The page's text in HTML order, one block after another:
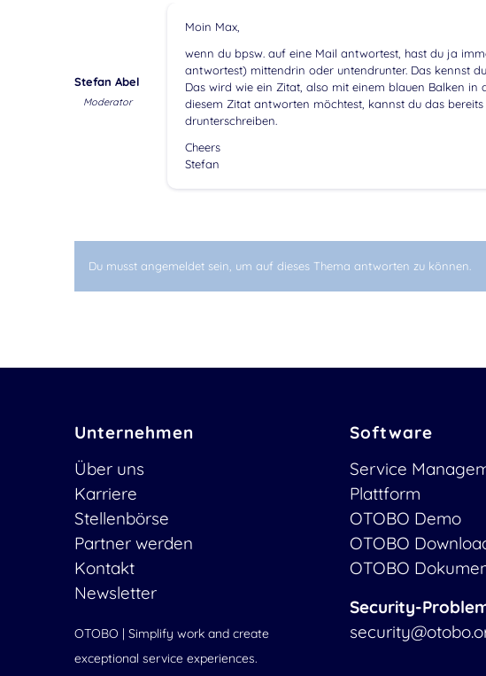
Stefan Abel
Moderator
Moin Max,
wenn du bpsw. auf eine Mail antwortest, hast du ja
antwortest) mittendrin oder untendrunter. Das kennst
Das wird wie ein Zitat, also mit einem blauen Balken
diesem Zitat antworten möchtest, kannst du das
drunterschreiben.
Cheers
Stefan
Du musst angemeldet sein, um auf dieses Thema antworten zu können.
Unternehmen
Über uns
Karriere
Stellenbörse
Partner werden
Kontakt
Newsletter
OTOBO | Simplify work and create
exceptional service experiences.
Software
Service
Plattform
OTOBO Demo
OTOBO
OTOBO
Security-